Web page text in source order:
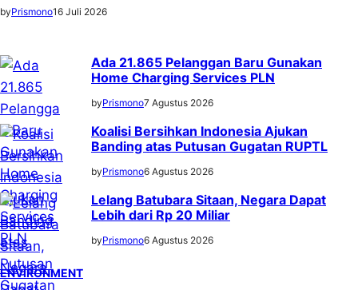
byPrismono16 Juli 2026
Ada 21.865 Pelanggan Baru Gunakan
Home Charging Services PLN
byPrismono7 Agustus 2026
Koalisi Bersihkan Indonesia Ajukan
Banding atas Putusan Gugatan RUPTL
byPrismono6 Agustus 2026
Lelang Batubara Sitaan, Negara Dapat
Lebih dari Rp 20 Miliar
byPrismono6 Agustus 2026
ENVIRONMENT